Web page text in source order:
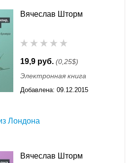
Вячеслав Шторм
19,9 руб. (0,25$)
Электронная книга
Добавлена: 09.12.2015
Лондона
Вячеслав Шторм